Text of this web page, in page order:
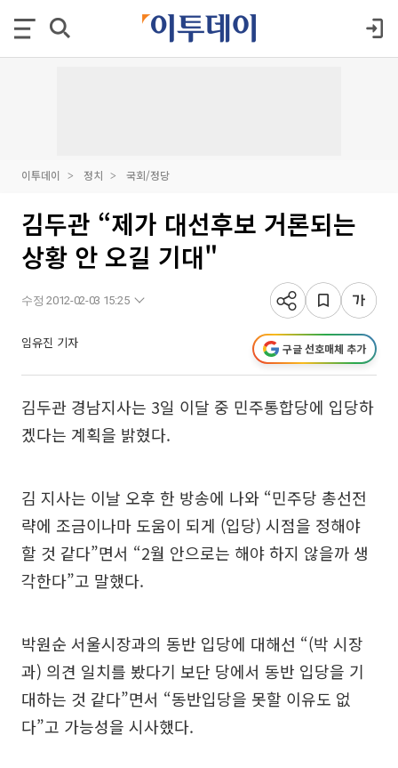
이투데이 정치 국회/정당
김두관 “제가 대선후보 거론되는
상황 안 오길 기대"
수정 2012-02-03 15:25
임유진 기자 구글 선호매체 추가
김두관 경남지사는 3일 이달 중 민주통합당에 입당하
겠다는 계획을 밝혔다.
김 지사는 이날 오후 한 방송에 나와 “민주당 총선전
략에 조금이나마 도움이 되게 (입당) 시점을 정해야
할 것 같다”면서 “2월 안으로는 해야 하지 않을까 생
각한다”고 말했다.
박원순 서울시장과의 동반 입당에 대해선 “(박 시장
과) 의견 일치를 봤다기 보단 당에서 동반 입당을 기
대하는 것 같다”면서 “동반입당을 못할 이유도 없
다”고 가능성을 시사했다.